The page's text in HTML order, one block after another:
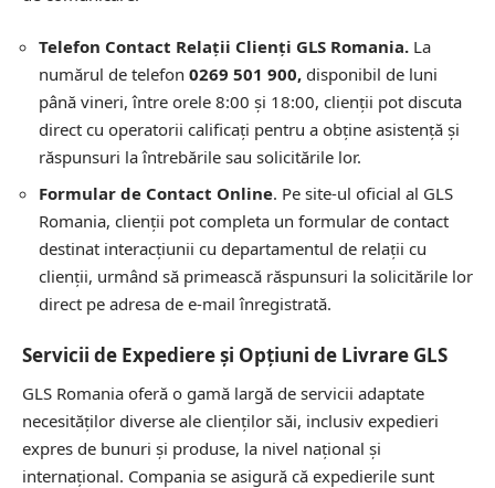
Telefon Contact Relații Clienți GLS Romania. La
numărul de telefon 0269 501 900, disponibil de luni
până vineri, între orele 8:00 și 18:00, clienții pot discuta
direct cu operatorii calificați pentru a obține asistență și
răspunsuri la întrebările sau solicitările lor.
Formular de Contact Online. Pe site-ul oficial al GLS
Romania, clienții pot completa un formular de contact
destinat interacțiunii cu departamentul de relații cu
clienții, urmând să primească răspunsuri la solicitările lor
direct pe adresa de e-mail înregistrată.
Servicii de Expediere și Opțiuni de Livrare GLS
GLS Romania oferă o gamă largă de servicii adaptate
necesităților diverse ale clienților săi, inclusiv expedieri
expres de bunuri și produse, la nivel național și
internațional. Compania se asigură că expedierile sunt